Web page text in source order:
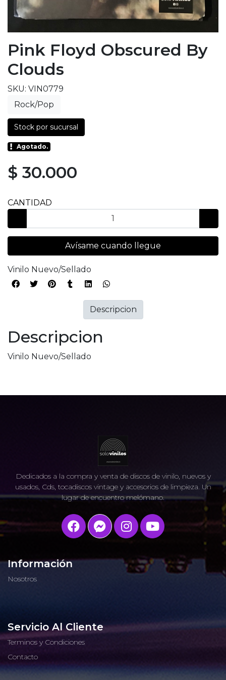
Pink Floyd Obscured By
Clouds
SKU: VIN0779
Rock/Pop
Stock por sucursal
Agotado.
$ 30.000
CANTIDAD
Avísame cuando llegue
Vinilo Nuevo/Sellado
Descripcion
Vinilo Nuevo/Sellado
Descripcion
Dedicados a la compra y venta de discos de vinilo, nuevos y
usados, Cds, tocadiscos vintage y accesorios de limpieza. Un
lugar de encuentro melómano.
Información
Nosotros
Servicio Al Cliente
Terminos y Condiciones
Contacto